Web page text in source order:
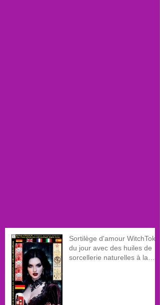
Sortilège d'amour WitchTok
du jour avec des huiles de
sorcellerie naturelles à la